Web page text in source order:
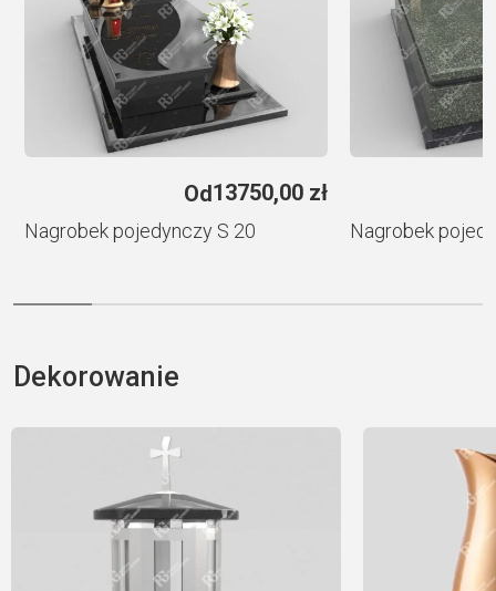
Od13750,00 zł
Nagrobek pojedynczy S 20 Nagrobek
Dekorowanie